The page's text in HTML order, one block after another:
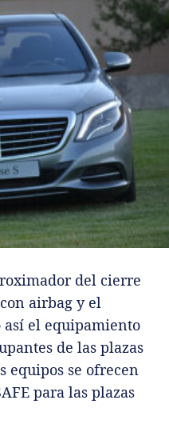
del cierre
airbag y el
así el equipamiento
de las plazas
equipos se ofrecen
para las plazas